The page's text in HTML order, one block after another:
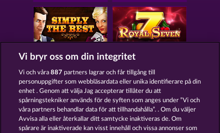
SIMPLY THE BEST ROYAL SEVEN
GOLDEN EI OF
MOORHUHN
FOREVER
DIAMONDS
Vi bryr oss om din integritet
Vi och våra887 partners lagrar och får tillgång till
personuppgifter som webbläsardata eller unika identifierare på din
enhet . Genom att välja Jag accepterar tillåter du att
spårningstekniker används för de syften som anges under ”Vi och
våra partners behandlar data för att tillhandahålla”. . Om du väljer
Avvisa alla eller återkallar ditt samtycke inaktiveras de. Om
spårare är inaktiverade kan visst innehåll och vissa annonser som